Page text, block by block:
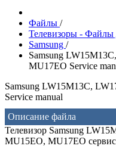
Файлы /
Телевизоры - Файлы
Samsung /
Samsung
MU17EO Service
Samsung LW15M13C,
Service manual
Описание файла
Телевизор Samsung
MU15EO, MU17EO